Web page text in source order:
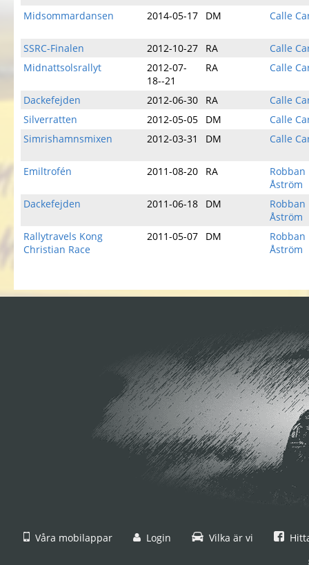
Midsommardansen 2014-05-17 DM Calle
SSRC-Finalen 2012-10-27 RA
Calle
Midnattsolsrallyt
2012-07-
18--21
RA Calle
Dackefejden 2012-06-30 RA
Calle
Silverratten
2012-05-05 DM
Calle
Simrishamnsmixen
2012-03-31 DM Calle
Emiltrofén 2011-08-20 RA
Robban
Åström
Dackefejden
2011-06-18 DM
Robban
Åström
Rallytravels Kong
Christian Race
2011-05-07 DM
Robban
Åström
Våra mobilappar Login Vilka är vi